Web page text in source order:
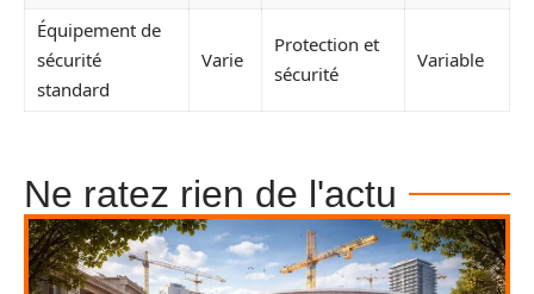
Équipement de
sécurité
standard
Varie
Protection et
sécurité
Variable
Ne ratez rien de l'actu